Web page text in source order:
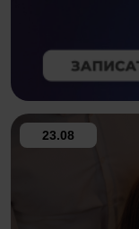
23.08